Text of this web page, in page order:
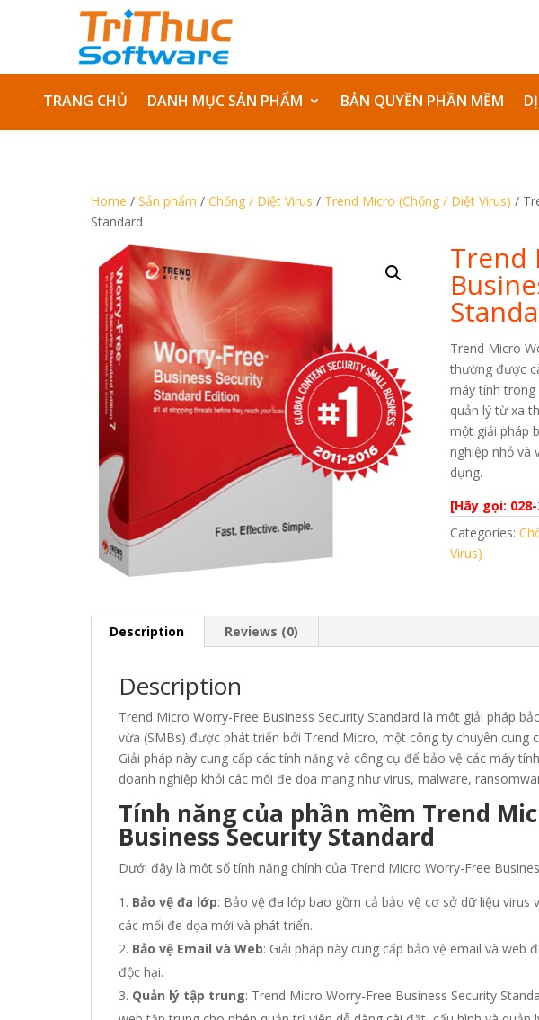
TRANG CHỦ DANH MỤC SẢN PHẨM BẢN QUYỀN PHẦN MỀM
Home / Sản phẩm / Chống / Diệt Virus / Trend Micro (Chống / Diệt Virus) /
Standard
Trend
Trend Micro
thường được
máy tính trong
quản lý từ xa
một giải pháp
nghiệp nhỏ và
dụng.
[Hãy gọi:
Categories:
Virus)
Description Reviews (0)
Description
Trend Micro Worry-Free Business Security Standard là một giải pháp
vừa (SMBs) được phát triển bởi Trend Micro, một công ty chuyên cung
Giải pháp này cung cấp các tính năng và công cụ để bảo vệ các máy
doanh nghiệp khỏi các mối đe dọa mạng như virus, malware,
Tính năng của phần mềm Trend
Business Security Standard
Dưới đây là một số tính năng chính của Trend Micro Worry-Free
Bảo vệ đa lớp: Bảo vệ đa lớp bao gồm cả bảo vệ cơ sở dữ liệu virus
các mối đe dọa mới và phát triển.
Bảo vệ Email và Web: Giải pháp này cung cấp bảo vệ email và web
độc hại.
Quản lý tập trung: Trend Micro Worry-Free Business Security